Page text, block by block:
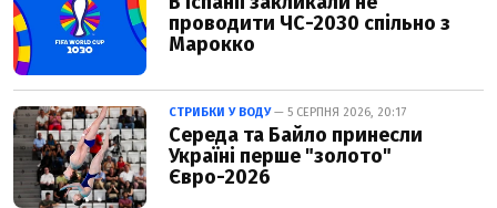
проводити ЧС-2030 спільно з
Марокко
СТРИБКИ У ВОДУ— 5 СЕРПНЯ 2026, 20:17
Середа та Байло принесли
Україні перше "золото"
Євро-2026